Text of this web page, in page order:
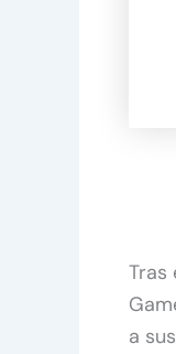
Tras
a